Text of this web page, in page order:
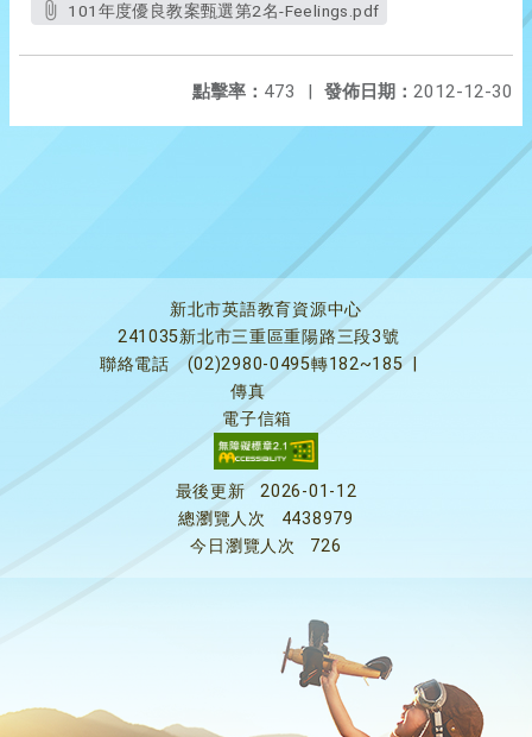
101年度優良教案甄選第2名-Feelings.pdf
發佈日期： 2012-12-30
點擊率： 473 |
新北市英語教育資源中心
241035新北市三重區重陽路三段3號
聯絡電話
(02)2980-0495轉182~185
傳真
電子信箱
最後更新
2026-01-12
總瀏覽人次
4438979
今日瀏覽人次
726